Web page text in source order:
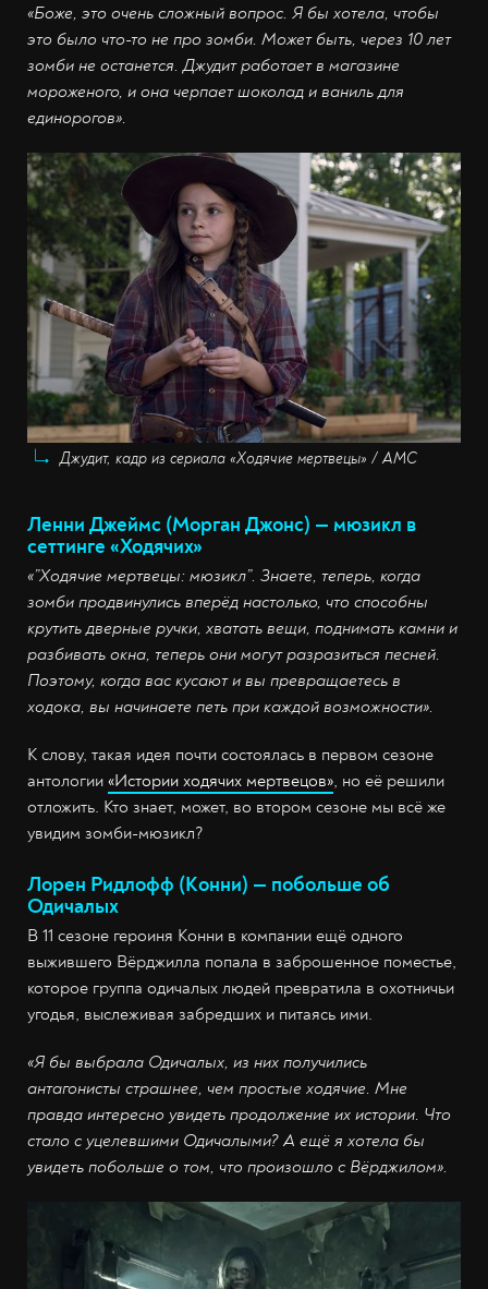
«Боже, это очень сложный вопрос. Я бы хотела, чтобы
это было что-то не про зомби. Может быть, через 10 лет
зомби не останется. Джудит работает в магазине
мороженого, и она черпает шоколад и ваниль для
единорогов».
Джудит, кадр из сериала «Ходячие мертвецы» / AMC
Ленни Джеймс (Морган Джонс) — мюзикл в
сеттинге «Ходячих»
«”Ходячие мертвецы: мюзикл”. Знаете, теперь, когда
зомби продвинулись вперёд настолько, что способны
крутить дверные ручки, хватать вещи, поднимать камни и
разбивать окна, теперь они могут разразиться песней.
Поэтому, когда вас кусают и вы превращаетесь в
ходока, вы начинаете петь при каждой возможности».
К слову, такая идея почти состоялась в первом сезоне
антологии «Истории ходячих мертвецов», но её решили
отложить. Кто знает, может, во втором сезоне мы всё же
увидим зомби-мюзикл?
Лорен Ридлофф (Конни) — побольше об
Одичалых
В 11 сезоне героиня Конни в компании ещё одного
выжившего Вёрджилла попала в заброшенное поместье,
которое группа одичалых людей превратила в охотничьи
угодья, выслеживая забредших и питаясь ими.
«Я бы выбрала Одичалых, из них получились
антагонисты страшнее, чем простые ходячие. Мне
правда интересно увидеть продолжение их истории. Что
стало с уцелевшими Одичалыми? А ещё я хотела бы
увидеть побольше о том, что произошло с Вёрджилом».